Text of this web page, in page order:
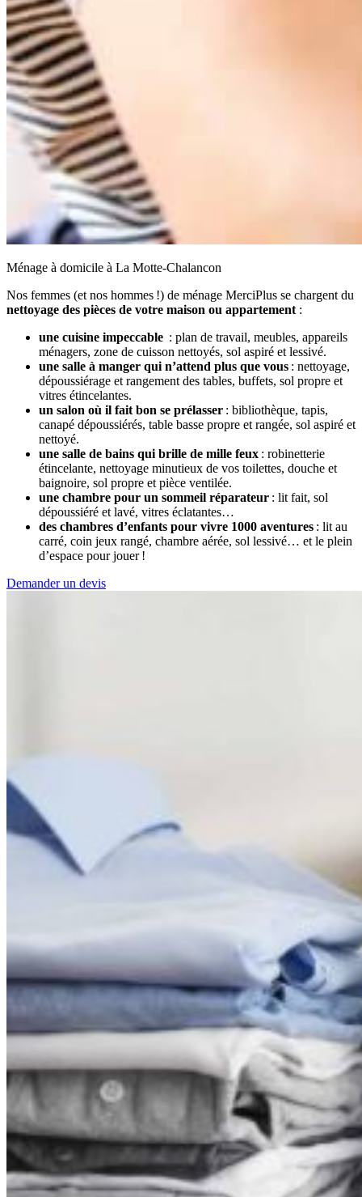
Ménage à domicile à La Motte-Chalancon
Nos femmes (et nos hommes !) de ménage MerciPlus se chargent du
nettoyage des pièces de votre maison ou appartement :
une cuisine impeccable : plan de travail, meubles, appareils
ménagers, zone de cuisson nettoyés, sol aspiré et lessivé.
une salle à manger qui n’attend plus que vous : nettoyage,
dépoussiérage et rangement des tables, buffets, sol propre et
vitres étincelantes.
un salon où il fait bon se prélasser : bibliothèque, tapis,
canapé dépoussiérés, table basse propre et rangée, sol aspiré et
nettoyé.
une salle de bains qui brille de mille feux : robinetterie
étincelante, nettoyage minutieux de vos toilettes, douche et
baignoire, sol propre et pièce ventilée.
une chambre pour un sommeil réparateur : lit fait, sol
dépoussiéré et lavé, vitres éclatantes…
des chambres d’enfants pour vivre 1000 aventures : lit au
carré, coin jeux rangé, chambre aérée, sol lessivé… et le plein
d’espace pour jouer !
Demander un devis